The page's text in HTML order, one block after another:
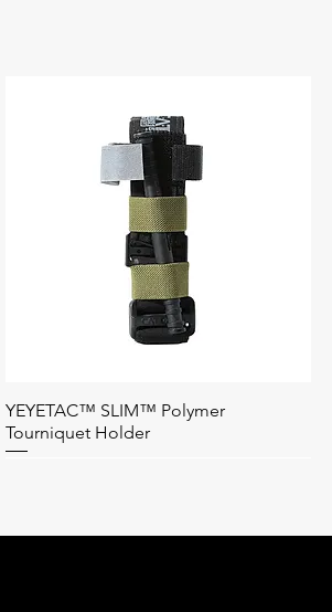
ดูข้อมูลด่วน
YEYETAC™ SLIM™ Polymer
Tourniquet Holder